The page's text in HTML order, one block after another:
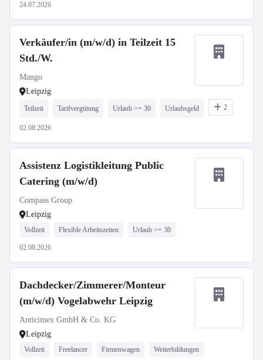
24.07.2026
Verkäufer/in (m/w/d) in Teilzeit 15
Std./W.
Mango
Leipzig
Teilzeit Tarifvergütung Urlaub >= 30 Urlaubsgeld 2
02.08.2026
Assistenz Logistikleitung Public
Catering (m/w/d)
Compass Group
Leipzig
Vollzeit Flexible Arbeitszeiten Urlaub >= 30
02.08.2026
Dachdecker/Zimmerer/Monteur
(m/w/d) Vogelabwehr Leipzig
Anticimex GmbH & Co. KG
Leipzig
Vollzeit Freelancer Firmenwagen Weiterbildungen